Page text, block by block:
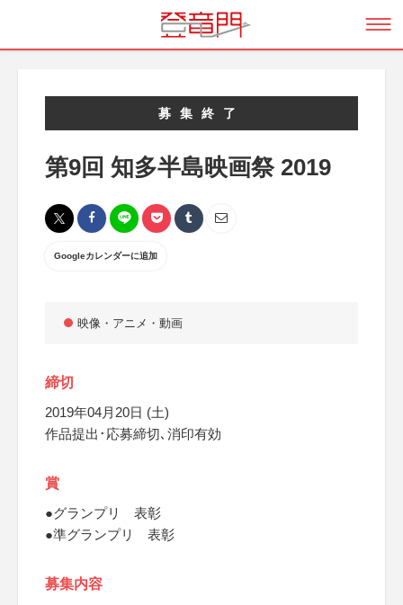
募集終了
第9回 知多半島映画祭 2019
Googleカレンダーに追加
映像・アニメ・動画
締切
2019年04月20日 (土)
作品提出･応募締切､消印有効
賞
●グランプリ 表彰
●準グランプリ 表彰
募集内容